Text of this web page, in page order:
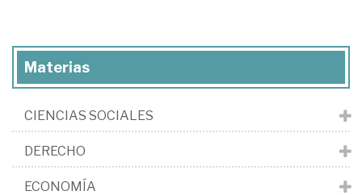
Materias
CIENCIAS SOCIALES
DERECHO
ECONOMÍA